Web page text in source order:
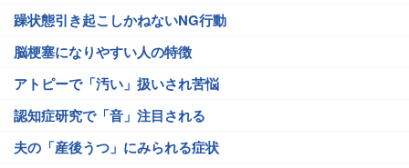
躁状態引き起こしかねないNG行動
脳梗塞になりやすい人の特徴
アトピーで「汚い」扱いされ苦悩
認知症研究で「音」注目される
夫の「産後うつ」にみられる症状